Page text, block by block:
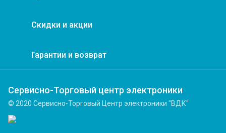
Скидки и акции
Гарантии и возврат
Сервисно-Торговый центр электроники
© 2020 Сервисно-Торговый Центр электроники "ВДК"